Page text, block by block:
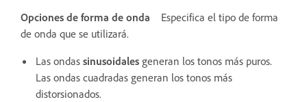
Opciones de forma de onda
Especifica el tipo de forma
de onda que se utilizará.
Las ondas sinusoidales generan los tonos más puros.
Las ondas cuadradas generan los tonos más
distorsionados.